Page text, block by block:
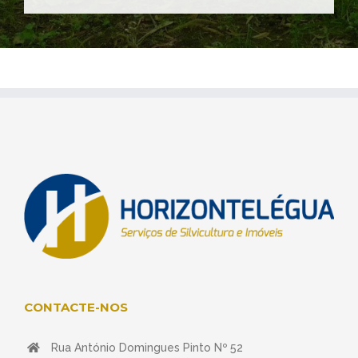
CONTACTE-NOS
Rua António Domingues Pinto Nº 52